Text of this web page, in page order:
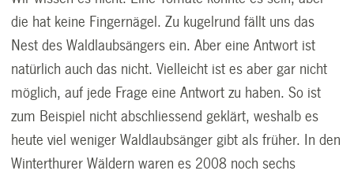
die hat keine Fingernägel. Zu kugelrund fällt uns das
Nest des Waldlaubsängers ein. Aber eine Antwort ist
natürlich auch das nicht. Vielleicht ist es aber gar nicht
möglich, auf jede Frage eine Antwort zu haben. So ist
zum Beispiel nicht abschliessend geklärt, weshalb es
heute viel weniger Waldlaubsänger gibt als früher. In den
Winterthurer Wäldern waren es 2008 noch sechs